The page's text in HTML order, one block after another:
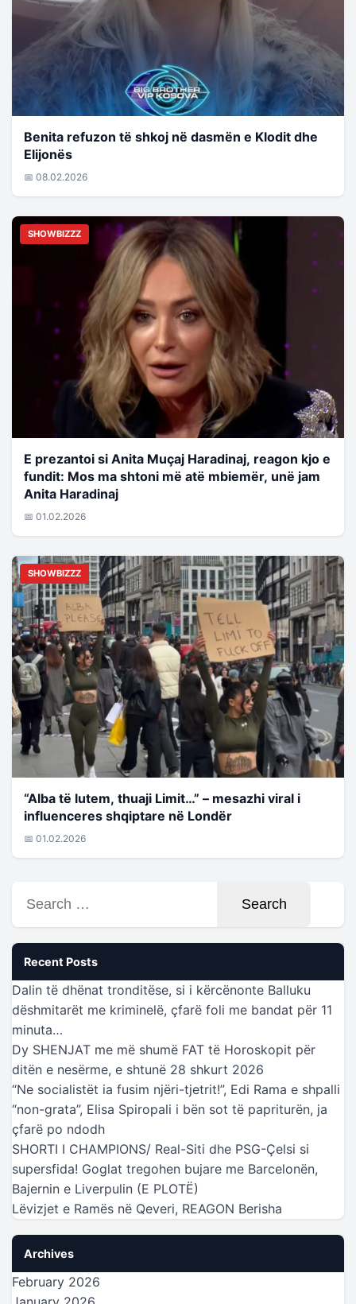
Benita refuzon të shkoj në dasmën e Klodit dhe
Elijonës
📅 08.02.2026
SHOWBIZZZ
E prezantoi si Anita Muçaj Haradinaj, reagon kjo e
fundit: Mos ma shtoni më atë mbiemër, unë jam
Anita Haradinaj
📅 01.02.2026
SHOWBIZZZ
“Alba të lutem, thuaji Limit…” – mesazhi viral i
influenceres shqiptare në Londër
📅 01.02.2026
for:
Recent Posts
Dalin të dhënat tronditëse, si i kërcënonte Balluku
dëshmitarët me kriminelë, çfarë foli me bandat për 11
minuta…
Dy SHENJAT me më shumë FAT të Horoskopit për
ditën e nesërme, e shtunë 28 shkurt 2026
“Ne socialistët ia fusim njëri-tjetrit!”, Edi Rama e shpalli
“non-grata”, Elisa Spiropali i bën sot të papriturën, ja
çfarë po ndodh
SHORTI I CHAMPIONS/ Real-Siti dhe PSG-Çelsi si
supersfida! Goglat tregohen bujare me Barcelonën,
Bajernin e Liverpulin (E PLOTË)
Lëvizjet e Ramës në Qeveri, REAGON Berisha
Archives
February 2026